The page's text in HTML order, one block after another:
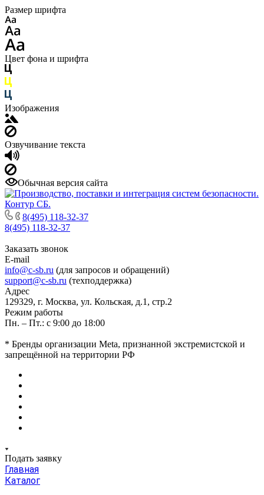
Размер шрифта
Цвет фона и шрифта
Изображения
Озвучивание текста
Обычная версия сайта
8(495) 118-32-37
8(495) 118-32-37
Заказать звонок
E-mail
info@c-sb.ru (для запросов и обращений)
support@c-sb.ru (техподдержка)
Адрес
129329, г. Москва, ул. Кольская, д.1, стр.2
Режим работы
Пн. – Пт.: с 9:00 до 18:00
* Бренды организации Meta, признанной экстремистской и
запрещённой на территории РФ
Подать заявку
Главная
Каталог